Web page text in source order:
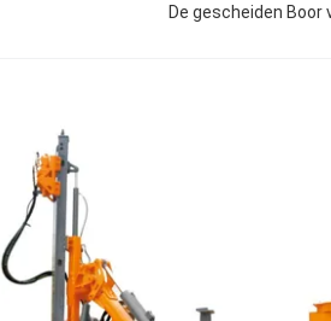
De gescheiden Boor